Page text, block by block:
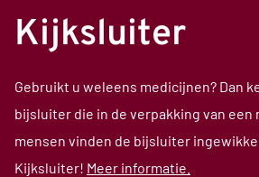
Kijksluiter
Gebruikt u weleens medicijnen? Dan
bijsluiter die in de verpakking van een
mensen vinden de bijsluiter
Kijksluiter! Meer informatie.